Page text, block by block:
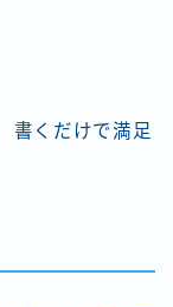
書くだけで満足